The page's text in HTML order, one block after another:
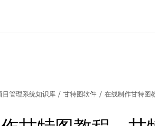
目管理系统知识库 / 甘特图软件 / 在线制作甘特图